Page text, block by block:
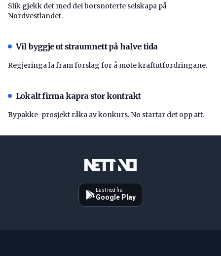
Slik gjekk det med dei børsnoterte selskapa på
Nordvestlandet.
Vil byggje ut straumnett på halve tida
Regjeringa la fram forslag for å møte kraftutfordringane.
Lokalt firma kapra stor kontrakt
Bypakke-prosjekt råka av konkurs. No startar det opp att.
Last ned fra
Google Play